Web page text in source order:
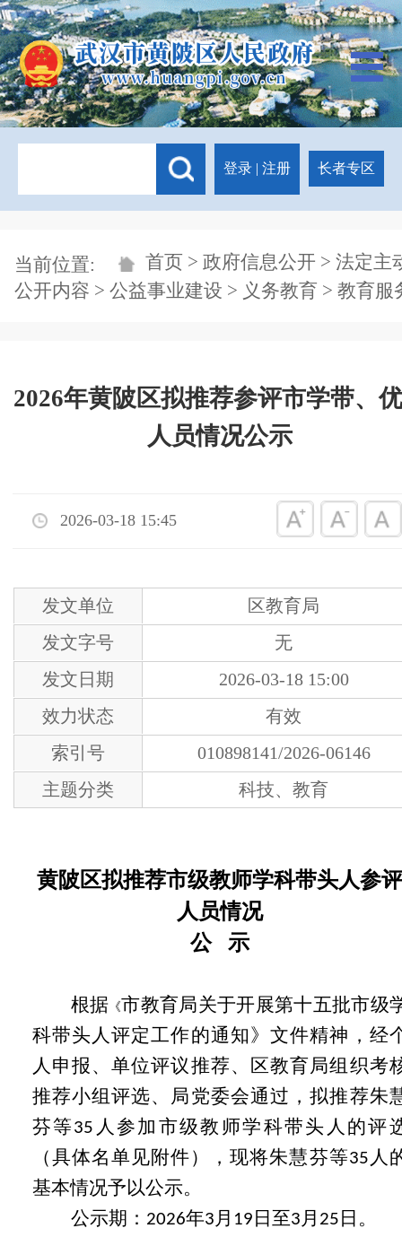
登录 | 注册 长者专区
当前位置: 首页 > 政府信息公开 > 法定主
公开内容 > 公益事业建设 > 义务教育 > 教育服
2026年黄陂区拟推荐参评市学带、
人员情况公示
2026-03-18 15:45
发文单位
区教育局
发文字号
无
发文日期
2026-03-18 15:00
效力状态
有效
索引号
010898141/2026-06146
主题分类
科技、教育
黄陂区拟推荐市级教师学科带头人参
人员情况
公 示
根据 《市教育局关于开展第十五批市级
科带头人评定工作的通知》文件精神，经
人申报、单位评议推荐、区教育局组织考
推荐小组评选、局党委会通过，拟推荐朱
芬等35 人参加市级教师学科带头人的评
（具体名单见附件），现将朱慧芬等35 人
基本情况予以公示。
公示期： 2026年3 月 19 日至3 月 25 日。